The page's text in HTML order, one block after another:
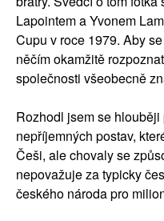
Lapointem a Yvonem
Cupu v roce 1979. Aby
něčím okamžitě
společnosti všeobecně
Rozhodl jsem se
nepříjemných postav,
Češi, ale chovaly se
nepovažuje za typicky
českého národa pro